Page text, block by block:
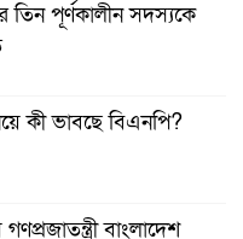
তিন পূর্ণকালীন সদস্যকে
কী ভাবছে বিএনপি?
বাংলাদেশ